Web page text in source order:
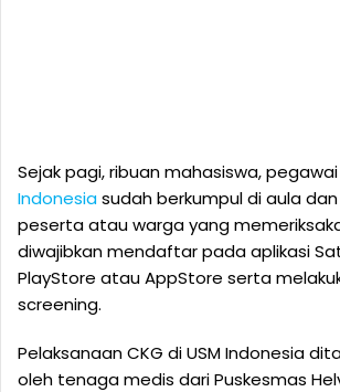
Sejak pagi, ribuan mahasiswa,
Indonesiasudah berkumpul di aula
peserta atau warga yang
diwajibkan mendaftar pada aplikasi
PlayStore atau AppStore serta
screening.
Pelaksanaan CKG di USM Indonesia
oleh tenaga medis dari Puskesmas